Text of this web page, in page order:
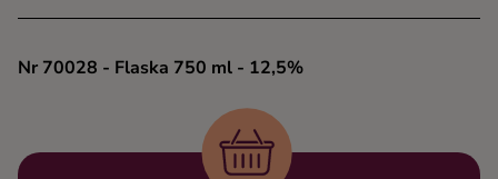
Nr 70028 - Flaska 750 ml - 12,5%